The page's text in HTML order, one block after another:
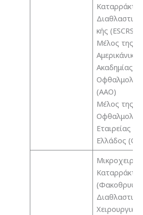
Καταρράκτη
κής (ESCRS)
Μέλος της
Αμερικάνικης
Ακαδημίας
(ΑΑΟ)
Μέλος της
Εταιρείας
Ελλάδος
Καταρράκτη
Διαθλαστική
Χειρουργική